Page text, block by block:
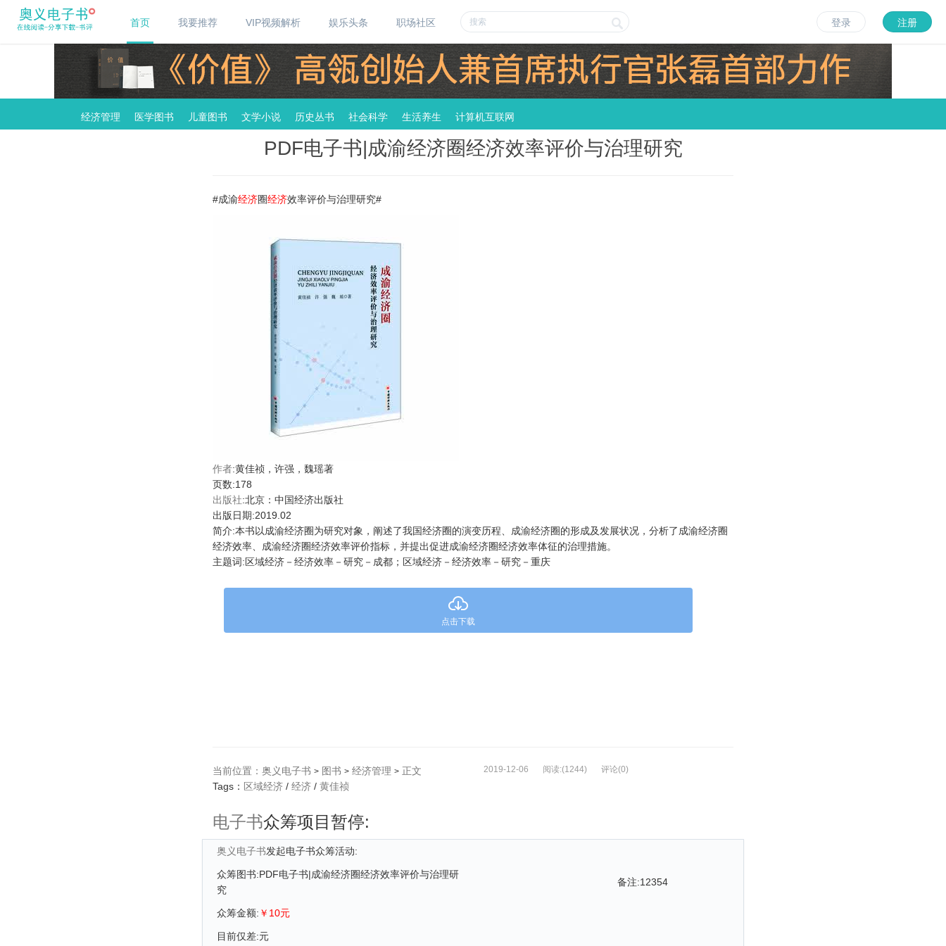
首页 我要推荐 VIP视频解析 娱乐头条 职场社区 登录 注册
经济管理 医学图书 儿童图书 文学小说 历史丛书 社会科学 生活养生 计算机互联网
PDF电子书|成渝经济圈经济效率评价与治理研究
#成渝经济圈经济效率评价与治理研究#
作者:黄佳祯，许强，魏瑶著
页数:178
出版社:北京：中国经济出版社
出版日期:2019.02
简介:本书以成渝经济圈为研究对象，阐述了我国经济圈的演变历程、成渝经济圈的形成及发展状况，分析了成渝经济圈
经济效率、成渝经济圈经济效率评价指标，并提出促进成渝经济圈经济效率体征的治理措施。
主题词:区域经济－经济效率－研究－成都；区域经济－经济效率－研究－重庆
点击下载
当前位置： 奥义电子书 > 图书 > 经济管理 > 正文 2019-12-06 阅读:(1244) 评论(0)
Tags： 区域经济 / 经济 / 黄佳祯
电子书众筹项目暂停:
奥义电子书发起电子书众筹活动:
众筹图书:PDF电子书|成渝经济圈经济效率评价与治理研
究
众筹金额: ￥10元
目前仅差:元
备注:12354